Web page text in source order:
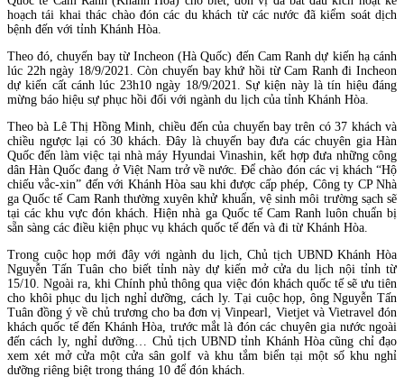
hoạch tái khai thác chào đón các du khách từ các nước đã kiểm soát dịch
bệnh đến với tỉnh Khánh Hòa.
Theo đó, chuyến bay từ Incheon (Hà Quốc) đến Cam Ranh dự kiến hạ cánh
lúc 22h ngày 18/9/2021. Còn chuyến bay khứ hồi từ Cam Ranh đi Incheon
dự kiến cất cánh lúc 23h10 ngày 18/9/2021. Sự kiện này là tín hiệu đáng
mừng báo hiệu sự phục hồi đối với ngành du lịch của tỉnh Khánh Hòa.
Theo bà Lê Thị Hồng Minh, chiều đến của chuyến bay trên có 37 khách và
chiều ngược lại có 30 khách. Đây là chuyến bay đưa các chuyên gia Hàn
Quốc đến làm việc tại nhà máy Hyundai Vinashin, kết hợp đưa những công
dân Hàn Quốc đang ở Việt Nam trở về nước. Để chào đón các vị khách “Hộ
chiếu vắc-xin” đến với Khánh Hòa sau khi được cấp phép, Công ty CP Nhà
ga Quốc tế Cam Ranh thường xuyên khử khuẩn, vệ sinh môi trường sạch sẽ
tại các khu vực đón khách. Hiện nhà ga Quốc tế Cam Ranh luôn chuẩn bị
sẵn sàng các điều kiện phục vụ khách quốc tế đến và đi từ Khánh Hòa.
Trong cuộc họp mới đây với ngành du lịch, Chủ tịch UBND Khánh Hòa
Nguyễn Tấn Tuân cho biết tỉnh này dự kiến mở cửa du lịch nội tỉnh từ
15/10. Ngoài ra, khi Chính phủ thông qua việc đón khách quốc tế sẽ ưu tiên
cho khôi phục du lịch nghỉ dưỡng, cách ly. Tại cuộc họp, ông Nguyễn Tấn
Tuân đồng ý về chủ trương cho ba đơn vị Vinpearl, Vietjet và Vietravel đón
khách quốc tế đến Khánh Hòa, trước mắt là đón các chuyên gia nước ngoài
đến cách ly, nghỉ dưỡng… Chủ tịch UBND tỉnh Khánh Hòa cũng chỉ đạo
xem xét mở cửa một cửa sân golf và khu tắm biển tại một số khu nghỉ
dưỡng riêng biệt trong tháng 10 để đón khách.